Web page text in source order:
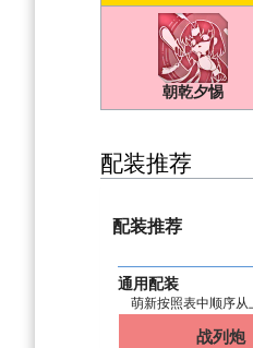
朝乾夕惕
配装推荐
配装推荐
通用配装
萌新按照表中顺序
战列炮